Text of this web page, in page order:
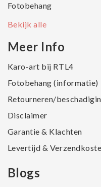
Fotobehang
Bekijk alle
Meer Info
Karo-art bij RTL4
Fotobehang (informatie)
Retourneren/
Disclaimer
Garantie & Klachten
Levertijd &
Blogs